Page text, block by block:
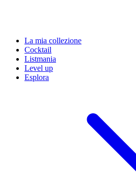
La mia collezione
Cocktail
Listmania
Level up
Esplora